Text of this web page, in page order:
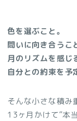
色を選ぶこと。
問いに向き合うこ
月のリズムを感じ
自分との約束を予
そんな小さな積み
13ヶ月かけて”本